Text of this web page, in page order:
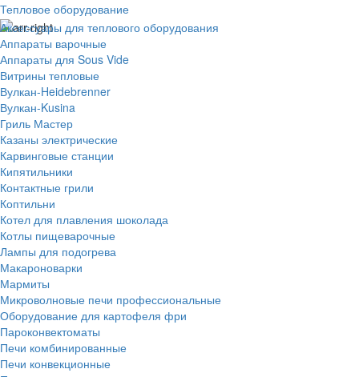
Тепловое оборудование
Аксессуары для теплового оборудования
Аппараты варочные
Аппараты для Sous Vide
Витрины тепловые
Вулкан-Heidebrenner
Вулкан-Kusina
Гриль Мастер
Казаны электрические
Карвинговые станции
Кипятильники
Контактные грили
Коптильни
Котел для плавления шоколада
Котлы пищеварочные
Лампы для подогрева
Макароноварки
Мармиты
Микроволновые печи профессиональные
Оборудование для картофеля фри
Пароконвектоматы
Печи комбинированные
Печи конвекционные